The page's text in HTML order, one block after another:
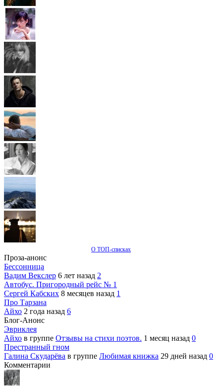
О ТОП-списках
Проза-анонс
Бессонница
Вадим Векслер 6 лет назад 2
Автобус. Пригородный рейс № 1
Сергей Кабских 8 месяцев назад 1
Про Тарзана
Айхо 2 года назад 6
Блог-Анонс
Эвриклея
Айхо в группе Отзывы на стихи поэтов. 1 месяц назад 0
Престранный гном
Галина Скударёва в группе Любимая книжка 29 дней назад 0
Комментарии